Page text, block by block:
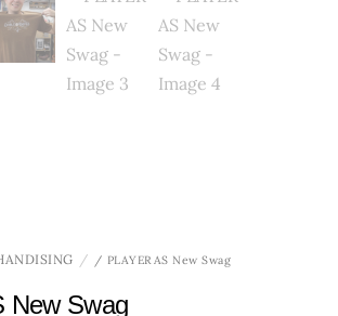
/ PLAYERAS New Swag
New Swag